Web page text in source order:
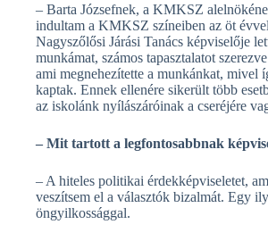
– Barta Józsefnek, a KMKSZ
indultam a KMKSZ színeiben az öt
Nagyszőlősi Járási Tanács képviselője
munkámat, számos tapasztalatot
ami megnehezítette a munkánkat, mivel
kaptak. Ennek ellenére sikerült több
az iskolánk nyílászáróinak a cseréjére
– Mit tartott a legfontosabbnak
– A hiteles politikai érdekképviseletet,
veszítsem el a választók bizalmát. Egy
öngyilkossággal.